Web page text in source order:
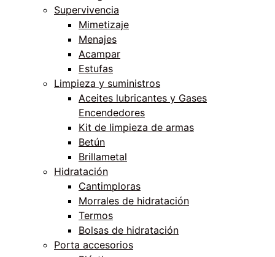
Supervivencia
Mimetizaje
Menajes
Acampar
Estufas
Limpieza y suministros
Aceites lubricantes y Gases
Encendedores
Kit de limpieza de armas
Betún
Brillametal
Hidratación
Cantimploras
Morrales de hidratación
Termos
Bolsas de hidratación
Porta accesorios